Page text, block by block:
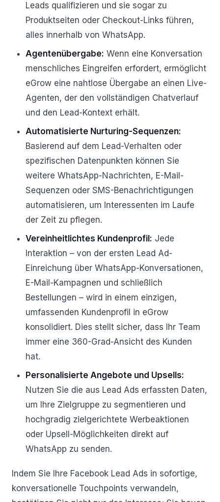
Leads qualifizieren und sie sogar zu
Produktseiten oder Checkout-Links führen,
alles innerhalb von WhatsApp.
Agentenübergabe: Wenn eine Konversation
menschliches Eingreifen erfordert, ermöglicht
eGrow eine nahtlose Übergabe an einen Live-
Agenten, der den vollständigen Chatverlauf
und den Lead-Kontext erhält.
Automatisierte Nurturing-Sequenzen:
Basierend auf dem Lead-Verhalten oder
spezifischen Datenpunkten können Sie
weitere WhatsApp-Nachrichten, E-Mail-
Sequenzen oder SMS-Benachrichtigungen
automatisieren, um Interessenten im Laufe
der Zeit zu pflegen.
Vereinheitlichtes Kundenprofil: Jede
Interaktion – von der ersten Lead Ad-
Einreichung über WhatsApp-Konversationen,
E-Mail-Kampagnen und schließlich
Bestellungen – wird in einem einzigen,
umfassenden Kundenprofil in eGrow
konsolidiert. Dies stellt sicher, dass Ihr Team
immer eine 360-Grad-Ansicht des Kunden
hat.
Personalisierte Angebote und Upsells:
Nutzen Sie die aus Lead Ads erfassten Daten,
um Ihre Zielgruppe zu segmentieren und
hochgradig zielgerichtete Werbeaktionen
oder Upsell-Möglichkeiten direkt auf
WhatsApp zu senden.
Indem Sie Ihre Facebook Lead Ads in sofortige,
konversationelle Touchpoints verwandeln,